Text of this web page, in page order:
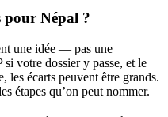
pour Népal ?
une idée — pas une
votre dossier y passe, et le
les écarts peuvent être grands.
étapes qu’on peut nommer.